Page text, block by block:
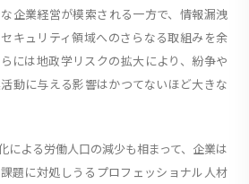
企業経営が模索される一方で、情報漏洩
キュリティ領域へのさらなる取組みを余
には地政学リスクの拡大により、紛争や
動に与える影響はかつてないほど大きな
による労働人口の減少も相まって、企業は
題に対処しうるプロフェッショナル人材